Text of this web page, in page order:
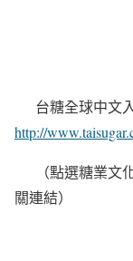
台糖全球中文入
http://
（點選糖業文
關連結）